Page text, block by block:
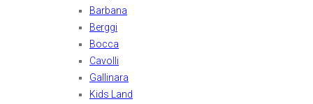
Barbana
Berggi
Bocca
Cavolli
Gallinara
Kids Land